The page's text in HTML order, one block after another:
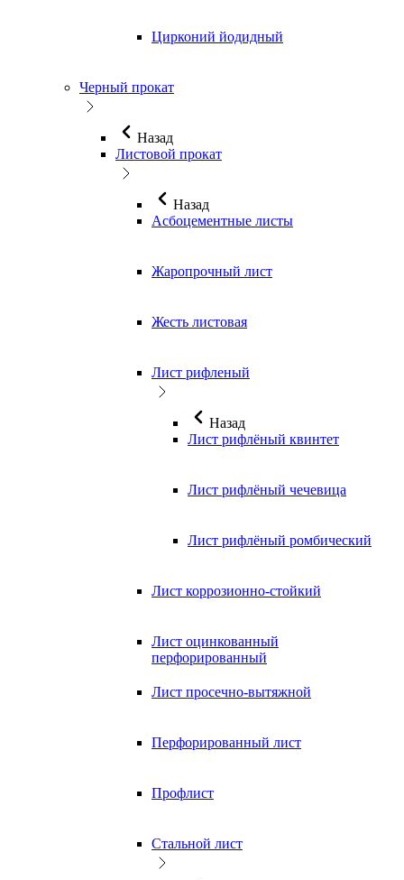
Цирконий йодидный
Черный прокат
Назад
Листовой прокат
Назад
Асбоцементные листы
Жаропрочный лист
Жесть листовая
Лист рифленый
Назад
Лист рифлёный квинтет
Лист рифлёный чечевица
Лист рифлёный ромбический
Лист коррозионно-стойкий
Лист оцинкованный
перфорированный
Лист просечно-вытяжной
Перфорированный лист
Профлист
Стальной лист